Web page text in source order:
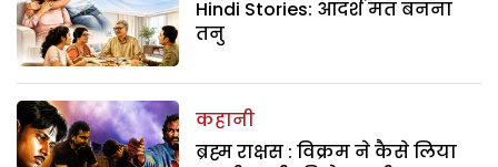
Hindi Stories: आदर्श मत बनना
तनु
कहानी
ब्रह्म राक्षस : विक्रम ने कैसे लिया